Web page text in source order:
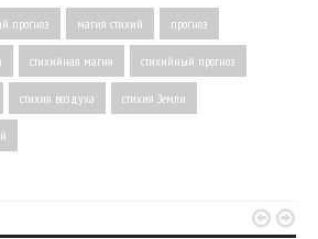
прогноз магия стихий прогноз
стихийная магия стихийный прогноз
стихия воздуха стихия Земли
 